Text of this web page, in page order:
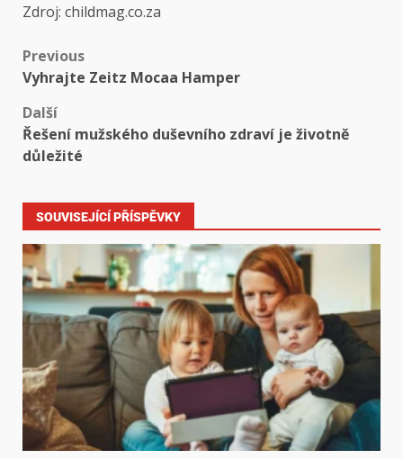
Zdroj: childmag.co.za
Previous
Vyhrajte Zeitz Mocaa Hamper
Další
Řešení mužského duševního zdraví je životně
důležité
SOUVISEJÍCÍ PŘÍSPĚVKY